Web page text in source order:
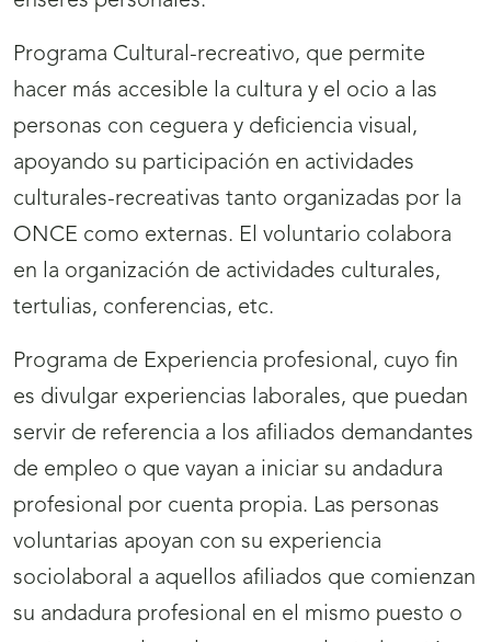
Programa Cultural-recreativo, que permite
hacer más accesible la cultura y el ocio a las
personas con ceguera y deficiencia visual,
apoyando su participación en actividades
culturales-recreativas tanto organizadas por la
ONCE como externas. El voluntario colabora
en la organización de actividades culturales,
tertulias, conferencias, etc.
Programa de Experiencia profesional, cuyo fin
es divulgar experiencias laborales, que puedan
servir de referencia a los afiliados demandantes
de empleo o que vayan a iniciar su andadura
profesional por cuenta propia. Las personas
voluntarias apoyan con su experiencia
sociolaboral a aquellos afiliados que comienzan
su andadura profesional en el mismo puesto o